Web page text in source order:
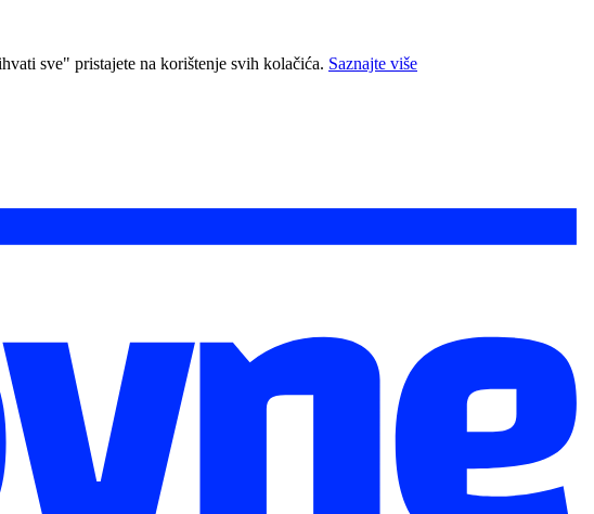
sve" pristajete na korištenje svih kolačića. Saznajte više